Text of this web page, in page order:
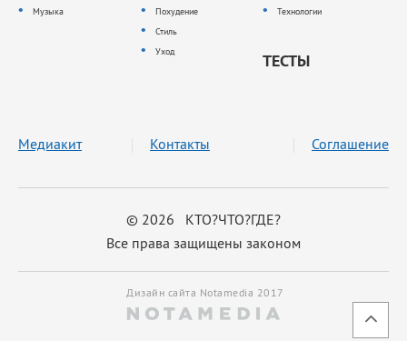
Музыка
Похудение
Стиль
Уход
Технологии
ТЕСТЫ
© 2026 КТО?ЧТО?ГДЕ?
Все права защищены законом
Медиакит Контакты Соглашение
Дизайн сайта Notamedia 2017